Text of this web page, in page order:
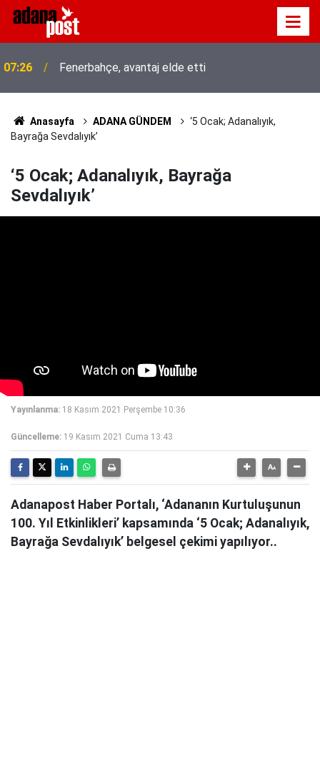
07:26 Fenerbahçe, avantaj elde etti
Anasayfa ADANA GÜNDEM
‘5 Ocak; Adanalıyık,
Bayrağa Sevdalıyık’
‘5 Ocak; Adanalıyık, Bayrağa
Sevdalıyık’
Yayınlanma: 18 Kasım 2021 Perşembe 10:36
Güncelleme: 19 Kasım 2021 Cuma 13:43
Adanapost Haber Portalı, ‘Adananın Kurtuluşunun
100. Yıl Etkinlikleri’ kapsamında ‘5 Ocak; Adanalıyık,
Bayrağa Sevdalıyık’ belgesel çekimi yapılıyor..